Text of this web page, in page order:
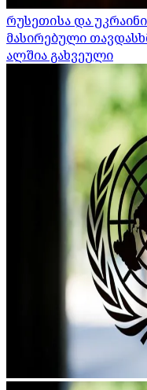
რუსეთისა და
მასირებული
ალშია გახვეული